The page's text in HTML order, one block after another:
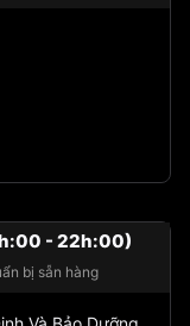
- 22h:00)
bị sẵn hàng